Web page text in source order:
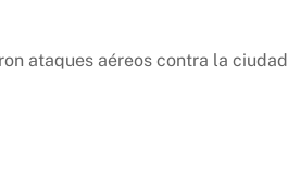
ataques aéreos contra la